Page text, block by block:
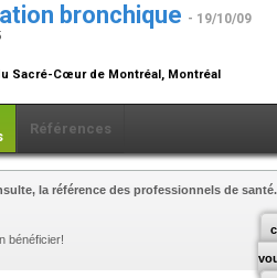
bronchique - 19/10/09
Sacré-Cœur de Montréal, Montréal
Références
la référence des professionnels de santé.
bénéficier!